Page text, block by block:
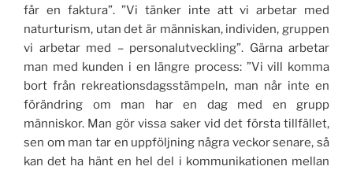
får en faktura”. ”Vi tänker inte att vi arbetar med
naturturism, utan det är människan, individen, gruppen
vi arbetar med – personalutveckling”. Gärna arbetar
man med kunden i en längre process: ”Vi vill komma
bort från rekreationsdagsstämpeln, man når inte en
förändring om man har en dag med en grupp
människor. Man gör vissa saker vid det första tillfället,
sen om man tar en uppföljning några veckor senare, så
kan det ha hänt en hel del i kommunikationen mellan